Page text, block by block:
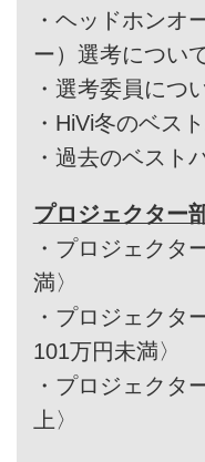
・ ヘッドホンオ
ー）選考につい
・ 選考委員につ
・ HiVi冬のベス
・ 過去のベスト
プロジェクター
・ プロジェクタ
満〉
・ プロジェクタ
101万円未満〉
・ プロジェクタ
上〉